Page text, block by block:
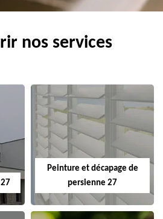
nos services
Peinture et décapage de
persienne 27